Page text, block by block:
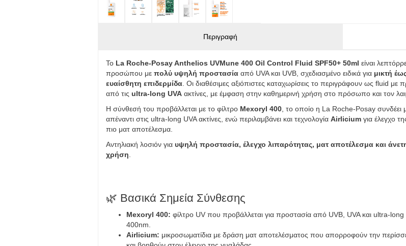
Περιγραφή
Το La Roche-Posay Anthelios UVMune 400 Oil Control Fluid SPF50+ 50ml είναι
προσώπου με πολύ υψηλή προστασία από UVA και UVB, σχεδιασμένο ειδικά για μικτή
ευαίσθητη επιδερμίδα . Οι διαθέσιμες αξιόπιστες καταχωρίσεις το περιγράφουν ως fluid με
από τις ultra-long UVA ακτίνες, με έμφαση στην καθημερινή χρήση στο πρόσωπο και τον
Η σύνθεσή του προβάλλεται με το φίλτρο Mexoryl 400 , το οποίο η La Roche-Posay συνδέει
απέναντι στις ultra-long UVA ακτίνες, ενώ περιλαμβάνει και τεχνολογία Airlicium για έλεγχο
πιο ματ αποτέλεσμα.
Αντηλιακή λοσιόν για υψηλή προστασία, έλεγχο λιπαρότητας, ματ αποτέλεσμα και
χρήση
🌿 Βασικά Σημεία Σύνθεσης
Mexoryl 400: φίλτρο UV που προβάλλεται για προστασία από UVB, UVA και ultra-long
400nm.
Airlicium: μικροσωματίδια με δράση ματ αποτελέσματος που απορροφούν την